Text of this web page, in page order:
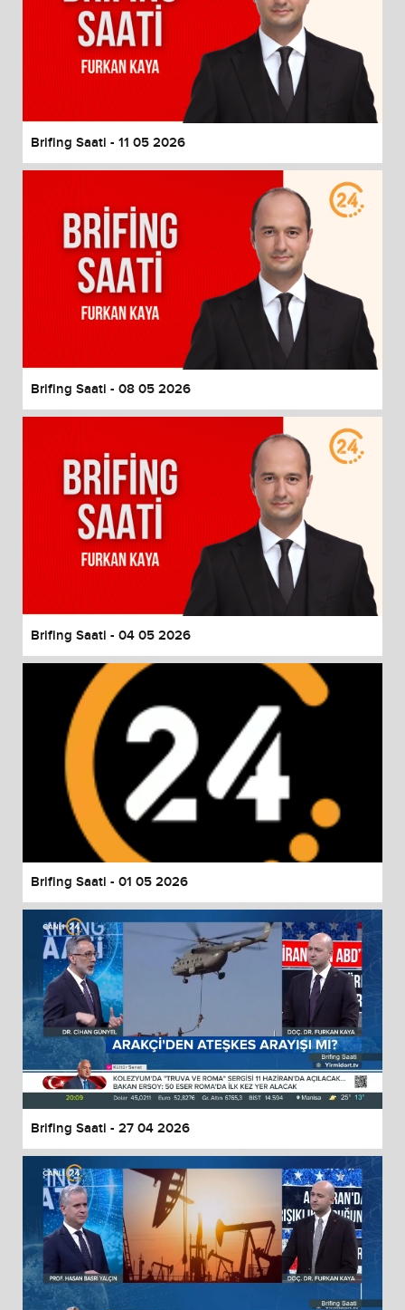
Brifing Saati - 11 05 2026
Brifing Saati - 08 05 2026
Brifing Saati - 04 05 2026
Brifing Saati - 01 05 2026
Brifing Saati - 27 04 2026